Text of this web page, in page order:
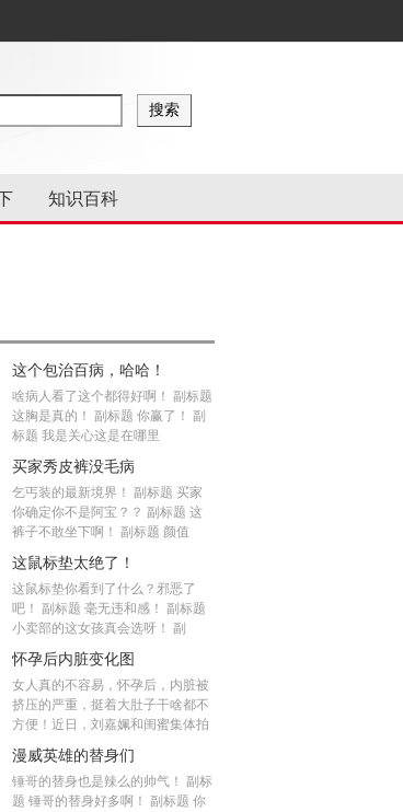
知识百科
这个包治百病，哈哈！
啥病人看了这个都得好啊！ 副标题
这胸是真的！ 副标题 你赢了！ 副
标题 我是关心这是在哪里
买家秀皮裤没毛病
乞丐装的最新境界！ 副标题 买家
你确定你不是阿宝？？ 副标题 这
裤子不敢坐下啊！ 副标题 颜值
这鼠标垫太绝了！
这鼠标垫你看到了什么？邪恶了
吧！ 副标题 毫无违和感！ 副标题
小卖部的这女孩真会选呀！ 副
怀孕后内脏变化图
女人真的不容易，怀孕后，内脏被
挤压的严重，挺着大肚子干啥都不
方便！近日，刘嘉姵和闺蜜集体拍
漫威英雄的替身们
锤哥的替身也是辣么的帅气！ 副标
题 锤哥的替身好多啊！ 副标题 你